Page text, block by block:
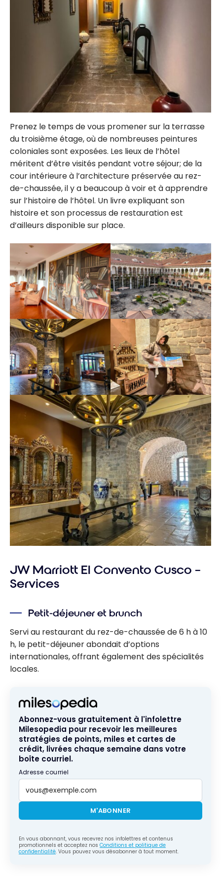
Prenez le temps de vous promener sur la terrasse
du troisième étage, où de nombreuses peintures
coloniales sont exposées. Les lieux de l’hôtel
méritent d’être visités pendant votre séjour; de la
cour intérieure à l’architecture préservée au rez-
de-chaussée, il y a beaucoup à voir et à apprendre
sur l’histoire de l’hôtel. Un livre expliquant son
histoire et son processus de restauration est
d’ailleurs disponible sur place.
JW Marriott El Convento Cusco –
Services
Petit-déjeuner et brunch
Servi au restaurant du rez-de-chaussée de 6 h à 10
h, le petit-déjeuner abondait d’options
internationales, offrant également des spécialités
locales.
Abonnez-vous gratuitement à l'infolettre
Milesopedia pour recevoir les meilleures
stratégies de points, miles et cartes de
crédit, livrées chaque semaine dans votre
boîte courriel.
Adresse courriel
M'ABONNER
En vous abonnant, vous recevrez nos infolettres et contenus
promotionnels et acceptez nos Conditions et politique de
confidentialité. Vous pouvez vous désabonner à tout moment.